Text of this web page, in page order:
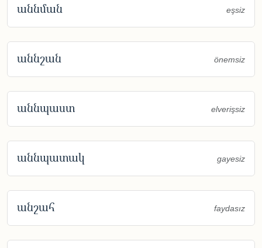
աննման eşsiz
աննշան önemsiz
աննպաստ elverişsiz
աննպատակ gayesiz
անշահ faydasız